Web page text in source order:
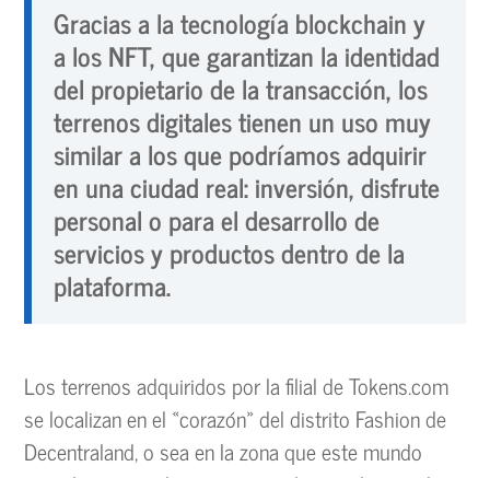
Gracias a la tecnología blockchain y
a los NFT, que garantizan la identidad
del propietario de la transacción, los
terrenos digitales tienen un uso muy
similar a los que podríamos adquirir
en una ciudad real: inversión, disfrute
personal o para el desarrollo de
servicios y productos dentro de la
plataforma.
Los terrenos adquiridos por la filial de Tokens.com
se localizan en el «corazón» del distrito Fashion de
Decentraland, o sea en la zona que este mundo